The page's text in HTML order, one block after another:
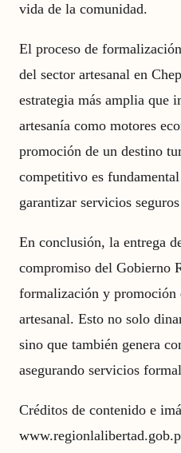
vida de la comunidad.
El proceso de
del sector artesanal en
estrategia más amplia que
artesanía como motores
promoción de un destino
competitivo es
garantizar servicios
En conclusión, la entrega
compromiso del Gobierno
formalización y promoción
artesanal. Esto no solo
sino que también genera
asegurando servicios
Créditos de contenido e